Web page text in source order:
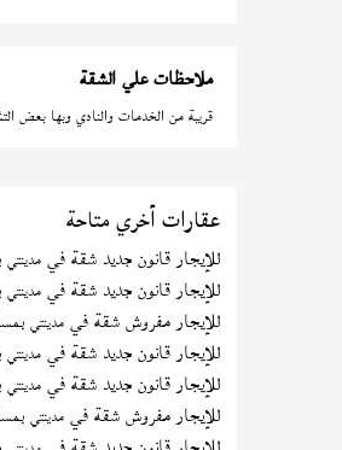
ملاحظات علي الشقة
قريبة من الخدمات والنادي وبها بعض
عقارات أخري متاحة
للإيجار قانون جديد شقة في مدينتي
للإيجار قانون جديد شقة في مدينتي
للإيجار مفروش شقة في مدينتي
للإيجار قانون جديد شقة في مدينتي
للإيجار قانون جديد شقة في مدينتي
للإيجار مفروش شقة في مدينتي